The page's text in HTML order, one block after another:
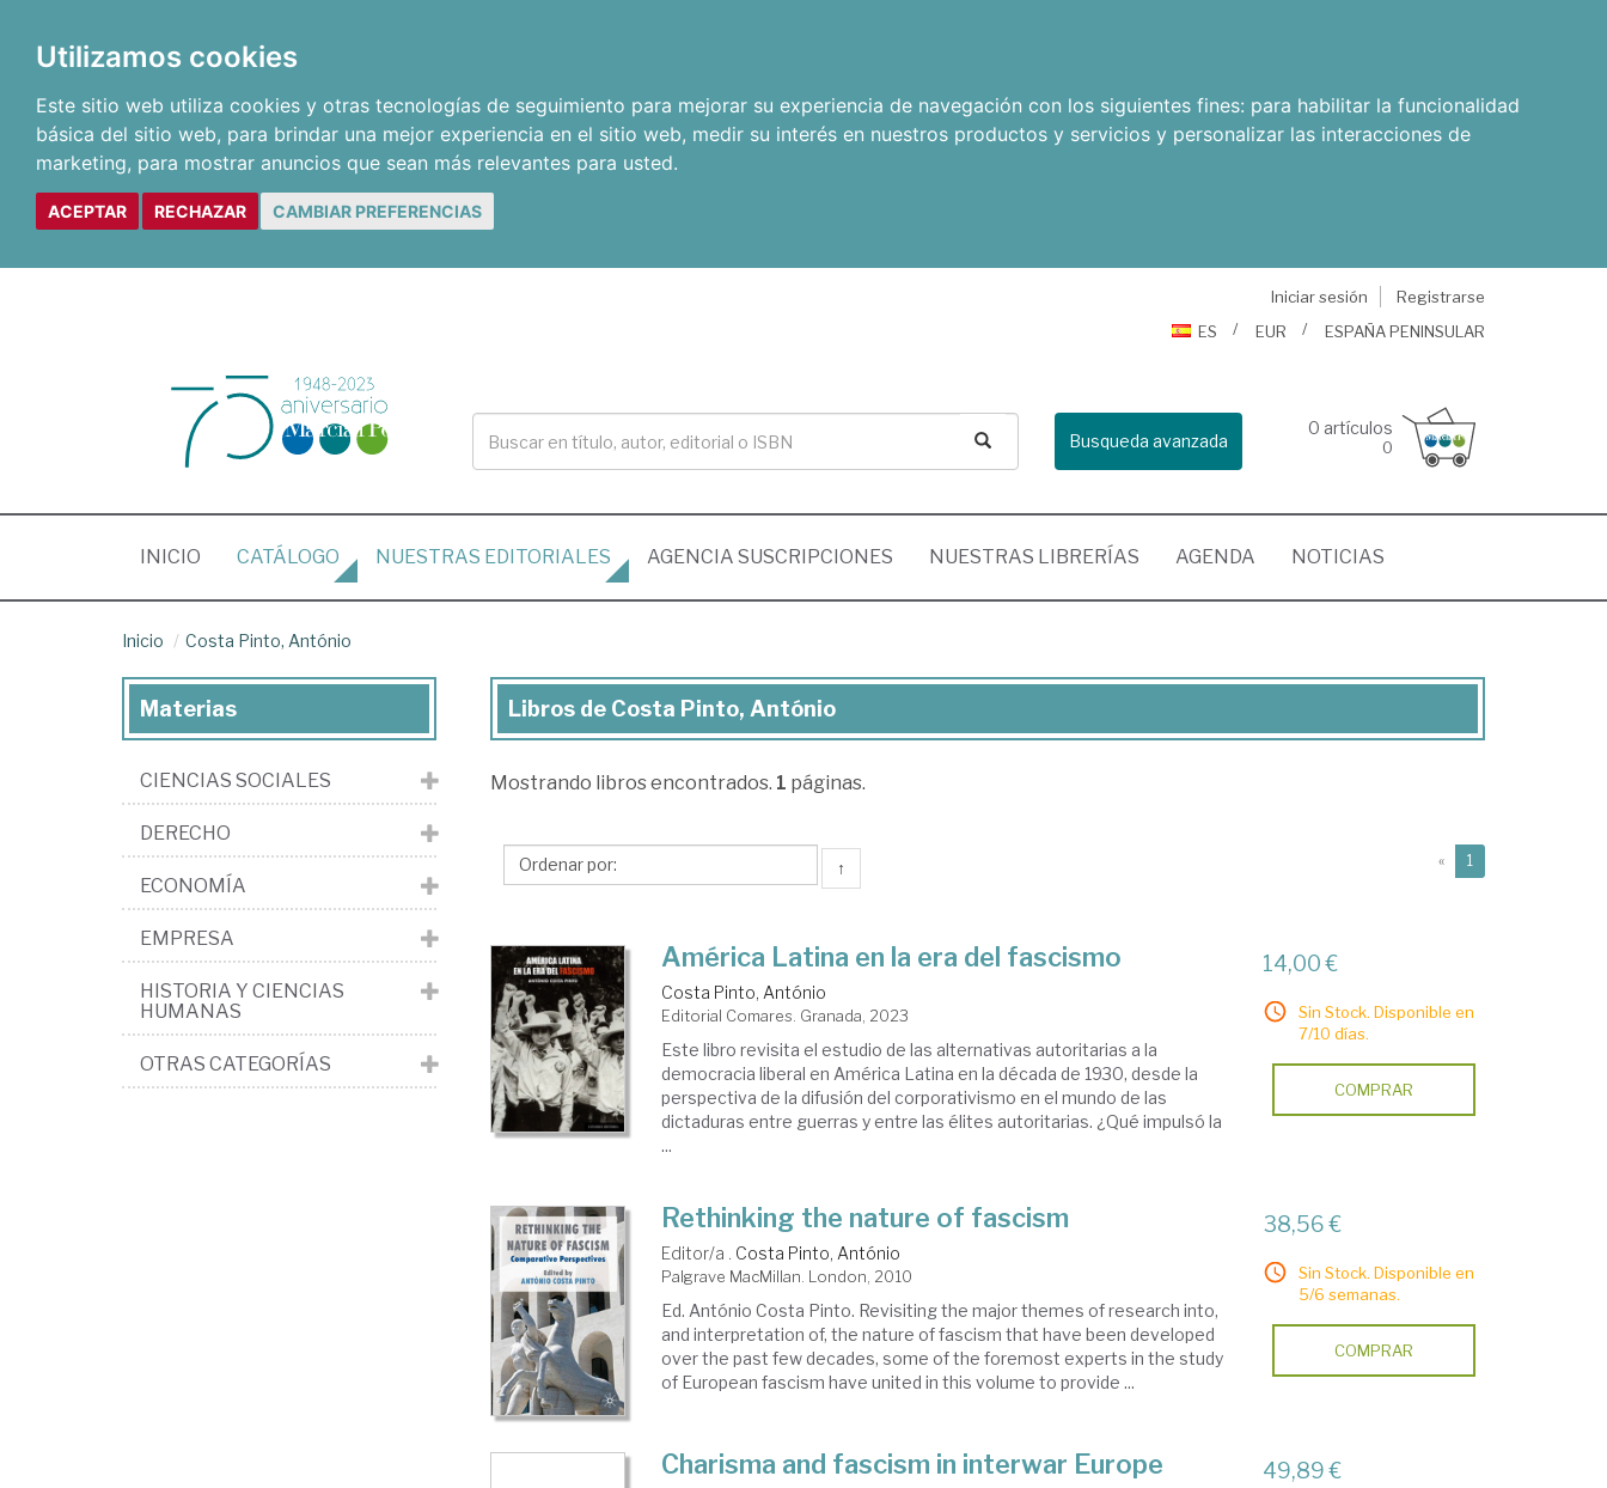
Utilizamos cookies
Este sitio web utiliza cookies y otras tecnologías de seguimiento para mejorar su experiencia de navegación con los siguientes fines: para habilitar la funcionalidad
básica del sitio web, para brindar una mejor experiencia en el sitio web, medir su interés en nuestros productos y servicios y personalizar las interacciones de
marketing, para mostrar anuncios que sean más relevantes para usted.
ACEPTAR RECHAZAR CAMBIAR PREFERENCIAS
Iniciar sesión
Registrarse
ES
EUR ESPAÑA PENINSULAR
Busqueda avanzada
0 artículos
0
INICIO (CURRENT)
CATÁLOGO NUESTRAS EDITORIALES AGENCIA SUSCRIPCIONES NUESTRAS LIBRERÍAS AGENDA NOTICIAS
Inicio Costa Pinto, António
Libros
Costa
António
Libros de Costa Pinto, António
Mostrando libros encontrados. 1 páginas.
↑ « 1
América Latina en la era del fascismo
Costa Pinto, António
Editorial Comares. Granada, 2023
Este libro revisita el estudio de las alternativas autoritarias a la
democracia liberal en América Latina en la década de 1930, desde la
perspectiva de la difusión del corporativismo en el mundo de las
dictaduras entre guerras y entre las élites autoritarias. ¿Qué impulsó la
...
14,00 €
Sin Stock. Disponible en
7/10 días.
COMPRAR
Rethinking the nature of fascism
Editor/a . Costa Pinto, António
Palgrave MacMillan. London, 2010
Ed. António Costa Pinto. Revisiting the major themes of research into,
and interpretation of, the nature of fascism that have been developed
over the past few decades, some of the foremost experts in the study
of European fascism have united in this volume to provide ...
38,56 €
Sin Stock. Disponible en
5/6 semanas.
COMPRAR
Charisma and fascism in interwar Europe 49,89 €
Materias
CIENCIAS SOCIALES
DERECHO
ECONOMÍA
EMPRESA
HISTORIA Y CIENCIAS
HUMANAS
OTRAS CATEGORÍAS